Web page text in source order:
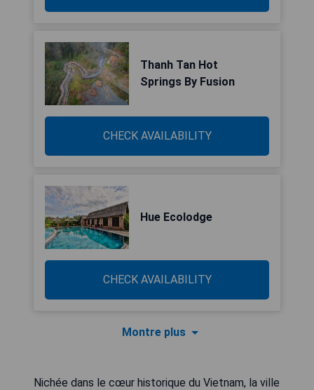
Thanh Tan Hot
Springs By Fusion
CHECK AVAILABILITY
Hue Ecolodge
CHECK AVAILABILITY
Montre plus
Nichée dans le cœur historique du Vietnam, la ville